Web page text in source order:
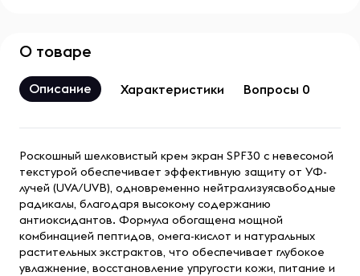
О товаре
Описание Характеристики Вопросы 0
Роскошный шелковистый крем экран SPF30 с невесомой
текстурой обеспечивает эффективную защиту от УФ-
лучей (UVA/UVB), одновременно нейтрализуясвободные
радикалы, благодаря высокому содержанию
антиоксидантов. Формула обогащена мощной
комбинацией пептидов, омега-кислот и натуральных
растительных экстрактов, что обеспечивает глубокое
увлажнение, восстановление упругости кожи, питание и